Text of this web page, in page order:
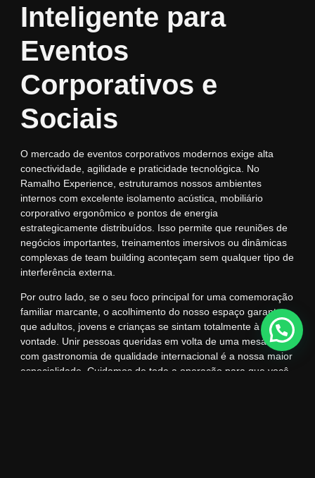
Inteligente para
Eventos
Corporativos e
Sociais
O mercado de eventos corporativos modernos exige alta
conectividade, agilidade e praticidade tecnológica. No
Ramalho Experience, estruturamos nossos ambientes
internos com excelente isolamento acústica, mobiliário
corporativo ergonômico e pontos de energia
estrategicamente distribuídos. Isso permite que reuniões de
negócios importantes, treinamentos imersivos ou dinâmicas
complexas de team building aconteçam sem qualquer tipo de
interferência externa.
Por outro lado, se o seu foco principal for uma comemoração
familiar marcante, o acolhimento do nosso espaço garante
que adultos, jovens e crianças se sintam totalmente à
vontade. Unir pessoas queridas em volta de uma mesa farta
com gastronomia de qualidade internacional é a nossa maior
especialidade. Cuidamos de toda a operação para que você